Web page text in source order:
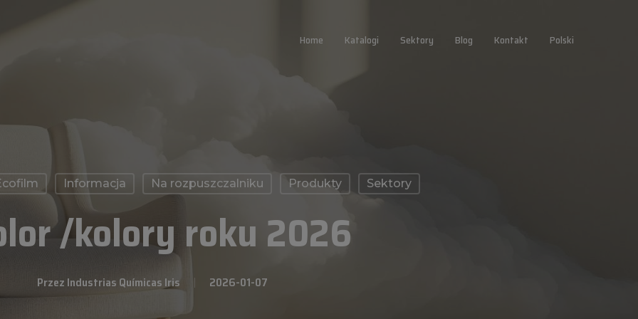
Home Katalogi Sektory Blog Kontakt Polski
Informacja Na rozpuszczalniku Produkty Sektory
/kolory roku 2026
Przez Industrias Químicas Iris 2026-01-07